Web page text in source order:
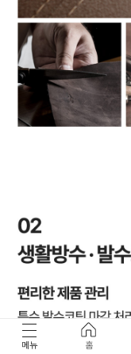
메뉴 홈